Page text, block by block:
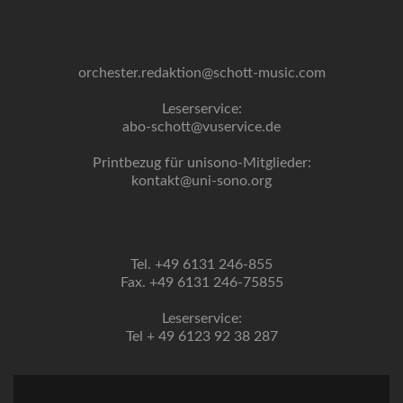
orchester.redaktion@schott-music.com
Leserservice:
abo-schott@vuservice.de
Printbezug für unisono-Mitglieder:
kontakt@uni-sono.org
Tel. +49 6131 246-855
Fax. +49 6131 246-75855
Leserservice:
Tel + 49 6123 92 38 287